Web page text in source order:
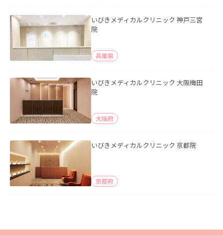
いびきメディカルクリニック 神戸三宮
院
兵庫県
いびきメディカルクリニック 大阪梅田
院
大阪府
いびきメディカルクリニック 京都院
京都府